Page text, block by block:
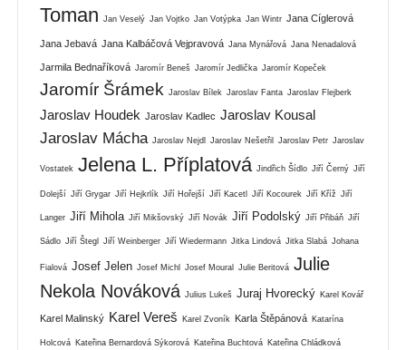
Toman
Jan Veselý Jan Vojtko Jan Votýpka Jan Wintr Jana Cíglerová
Jana Jebavá Jana Kalbáčová Vejpravová Jana Mynářová Jana Nenadalová
Jarmila Bednaříková Jaromír Beneš Jaromír Jedlička Jaromír Kopeček
Jaromír Šrámek Jaroslav Bílek Jaroslav Fanta Jaroslav Flejberk
Jaroslav Houdek Jaroslav Kadlec Jaroslav Kousal
Jaroslav Mácha Jaroslav Nejdl Jaroslav Nešetřil Jaroslav Petr Jaroslav
Vostatek Jelena L. Příplatová Jindřich Šídlo Jiří Černý Jiří
Dolejší Jiří Grygar Jiří Hejkrlík Jiří Hořejší Jiří Kacetl Jiří Kocourek Jiří Kříž Jiří
Langer Jiří Mihola Jiří Mikšovský Jiří Novák Jiří Podolský Jiří Přibáň Jiří
Sádlo Jiří Štegl Jiří Weinberger Jiří Wiedermann Jitka Lindová Jitka Slabá Johana
Fialová Josef Jelen Josef Michl Josef Moural Julie Beritová Julie
Nekola Nováková Julius Lukeš Juraj Hvorecký Karel Kovář
Karel Malinský Karel Vereš Karel Zvoník Karla Štěpánová Katarína
Holcová Kateřina Bernardová Sýkorová Kateřina Buchtová Kateřina Chládková